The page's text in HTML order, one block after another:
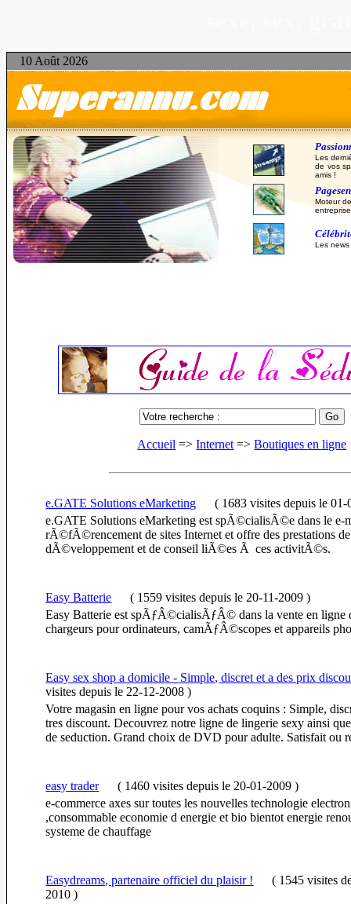
10 Août 2026
Les
de vos
amis !
Moteur
Les
Accueil =>Internet=>Boutiques en ligne
e.GATE Solutions eMarketing ( 1683 visitesdepuis le 01-
e.GATE Solutions eMarketing est spÃ©cialisÃ©e dans le e-
rÃ©fÃ©rencement de sites Internet et offre des prestations
dÃ©veloppement et de conseil liÃ©es Ã ces activitÃ©s.
Easy Batterie ( 1559 visitesdepuis le 20-11-2009 )
Easy Batterie est spÃƒÂ©cialisÃƒÂ© dans la vente en ligne
chargeurs pour ordinateurs, camÃƒÂ©scopes et appareils
Easy sex shop a domicile - Simple, discret et a des prix
visitesdepuis le 22-12-2008 )
Votre magasin en ligne pour vos achats coquins : Simple,
tres discount. Decouvrez notre ligne de lingerie sexy ainsi
de seduction. Grand choix de DVD pour adulte. Satisfait ou
easy trader( 1460 visitesdepuis le 20-01-2009 )
e-commerce axes sur toutes les nouvelles technologie
,consommable economie d energie et bio bientot energie
systeme de chauffage
Easydreams, partenaire officiel du plaisir ! ( 1545 visites
2010 )